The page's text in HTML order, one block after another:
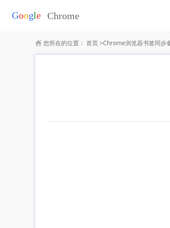
您所在的位置： 首页>Chrome浏览器书签同步